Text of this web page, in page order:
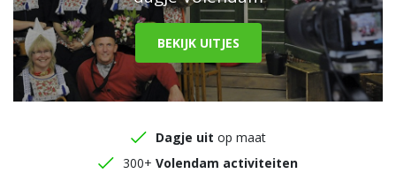
BEKIJK UITJES
Dagje uit op maat
300+ Volendam activiteiten